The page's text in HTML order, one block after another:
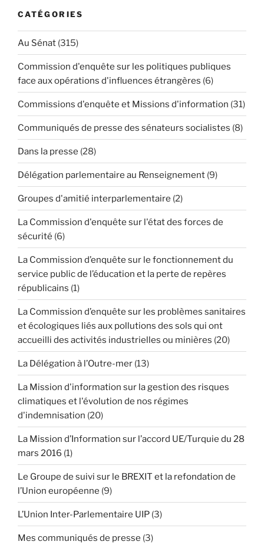
CATÉGORIES
Au Sénat (315)
Commission d'enquête sur les politiques publiques
face aux opérations d'influences étrangères (6)
Commissions d'enquête et Missions d'information (31)
Communiqués de presse des sénateurs socialistes (8)
Dans la presse (28)
Délégation parlementaire au Renseignement (9)
Groupes d'amitié interparlementaire (2)
La Commission d'enquête sur l'état des forces de
sécurité (6)
La Commission d’enquête sur le fonctionnement du
service public de l’éducation et la perte de repères
républicains (1)
La Commission d’enquête sur les problèmes sanitaires
et écologiques liés aux pollutions des sols qui ont
accueilli des activités industrielles ou minières (20)
La Délégation à l’Outre-mer (13)
La Mission d'information sur la gestion des risques
climatiques et l'évolution de nos régimes
d'indemnisation (20)
La Mission d’Information sur l’accord UE/Turquie du 28
mars 2016 (1)
Le Groupe de suivi sur le BREXIT et la refondation de
l’Union européenne (9)
L’Union Inter-Parlementaire UIP (3)
Mes communiqués de presse (3)